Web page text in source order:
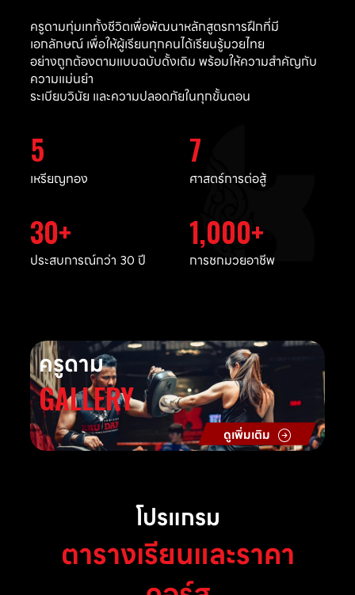
ครูดามทุ่มเททั้งชีวิตเพื่อพัฒนาหลักสูตรการฝึกที่มี
เอกลักษณ์ เพื่อให้ผู้เรียนทุกคนได้เรียนรู้มวยไทย
อย่างถูกต้องตามแบบฉบับดั้งเดิม พร้อมให้ความสำคัญกับ
ความแม่นยำ
ระเบียบวินัย และความปลอดภัยในทุกขั้นตอน
5
เหรียญทอง
7
ศาสตร์การต่อสู้
30
ประสบการณ์กว่า 30 ปี
1,000
การชกมวยอาชีพ
ครูดาม
GALLERY
ดูเพิ่มเติม
โปรแกรม
ตารางเรียนและราคา